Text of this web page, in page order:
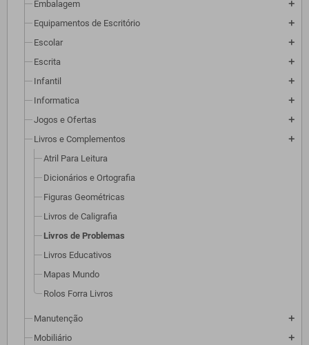
Embalagem add
Equipamentos de Escritório add
Escolar add
Escrita add
Infantil add
Informatica add
Jogos e Ofertas add
Livros e Complementos add
Atril Para Leitura
Dicionários e Ortografia
Figuras Geométricas
Livros de Caligrafia
Livros de Problemas
Livros Educativos
Mapas Mundo
Rolos Forra Livros
Manutenção add
Mobiliário add